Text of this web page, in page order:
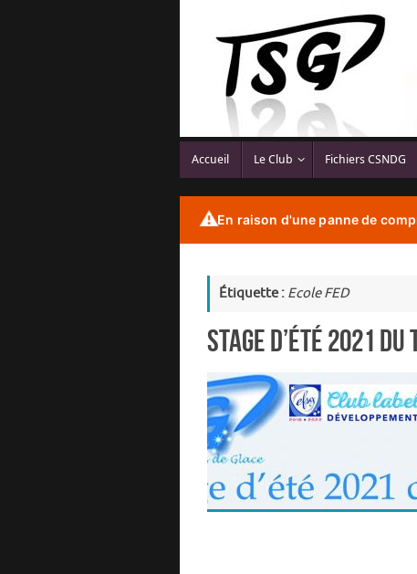
Accueil Le Club Fichiers CSNDG
⚠️En raison d'une panne de
Étiquette : Ecole FED
Stage d’été 2021